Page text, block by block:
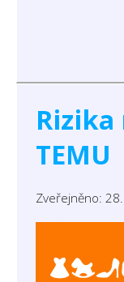
TEMU
Zveřejněno: